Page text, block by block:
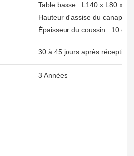
Table basse : L140 x L80 x
Hauteur d'assise du canapé:
Épaisseur du coussin : 10 cm
30 à 45 jours après réception
3 Années